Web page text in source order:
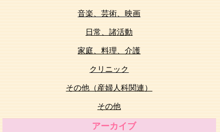
音楽、芸術、映画
日常、諸活動
家庭、料理、介護
クリニック
その他（産婦人科関連）
その他
アーカイブ